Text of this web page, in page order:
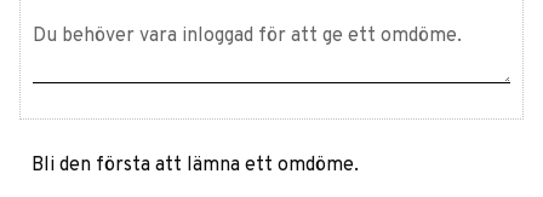
Bli den första att lämna ett omdöme.